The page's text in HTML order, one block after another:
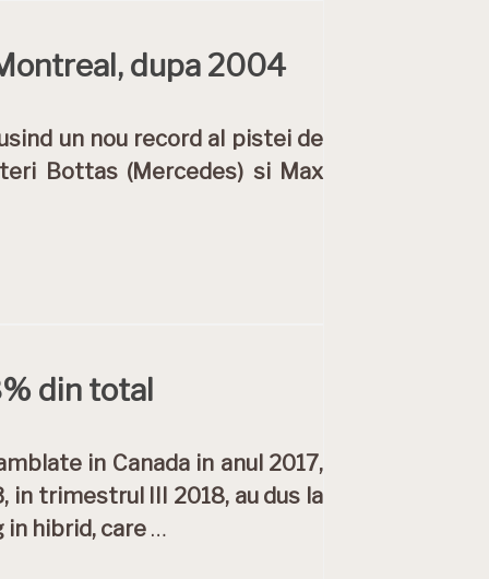
dupa 2004
un nou record al pistei de
Bottas (Mercedes) si Max
din total
in Canada in anul 2017,
in trimestrul III 2018, au dus la
hibrid, care …